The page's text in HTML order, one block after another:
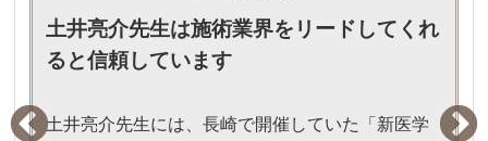
土井亮介先生は施術業界をリードしてくれ
ると信頼しています
土井亮介先生には、長崎で開催していた「新医学